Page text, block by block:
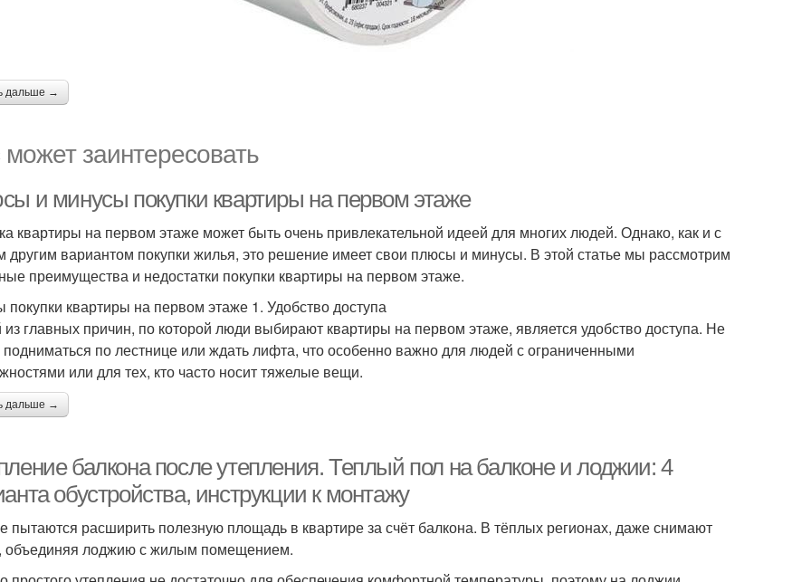
дальше →
заинтересовать
и минусы покупки квартиры на первом этаже
квартиры на первом этаже может быть очень привлекательной идеей для многих людей. Однако, как и с
вариантом покупки жилья, это решение имеет свои плюсы и минусы. В этой статье мы рассмотрим
преимущества и недостатки покупки квартиры на первом этаже.
квартиры на первом этаже 1. Удобство доступа
главных причин, по которой люди выбирают квартиры на первом этаже, является удобство доступа. Не
по лестнице или ждать лифта, что особенно важно для людей с ограниченными
или для тех, кто часто носит тяжелые вещи.
дальше →
балкона после утепления. Теплый пол на балконе и лоджии: 4
обустройства, инструкции к монтажу
пытаются расширить полезную площадь в квартире за счёт балкона. В тёплых регионах, даже снимают
объединяя лоджию с жилым помещением.